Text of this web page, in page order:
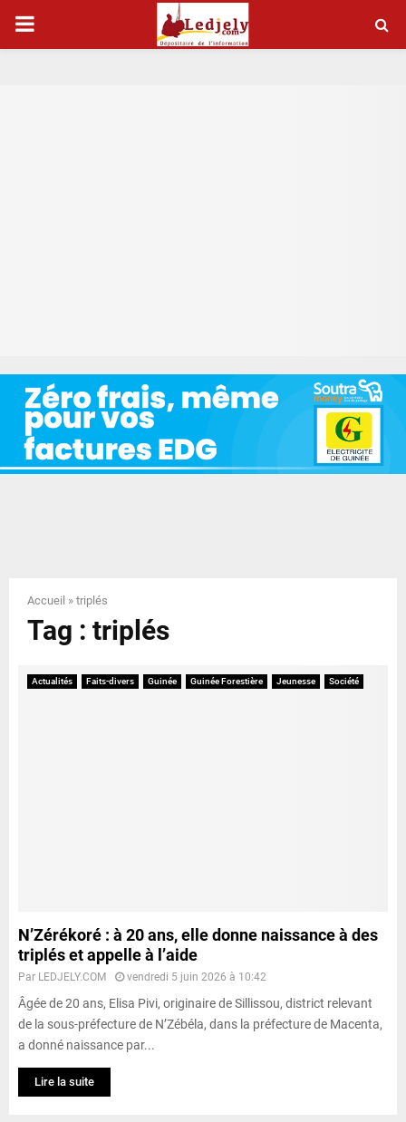
P
E
N
Accueil » triplés
Tag : triplés
Actualités Faits-divers Guinée Guinée Forestière Jeunesse Société
N’Zérékoré : à 20 ans, elle donne naissance à des
triplés et appelle à l’aide
Par LEDJELY.COM vendredi 5 juin 2026 à 10:42
Âgée de 20 ans, Elisa Pivi, originaire de Sillissou, district relevant
de la sous-préfecture de N’Zébéla, dans la préfecture de Macenta,
a donné naissance par...
Lire la suite